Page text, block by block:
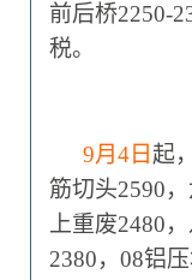
前后桥2250-
税。
9月4日 起，
筋切头2590
上重废2480
2380，08铝